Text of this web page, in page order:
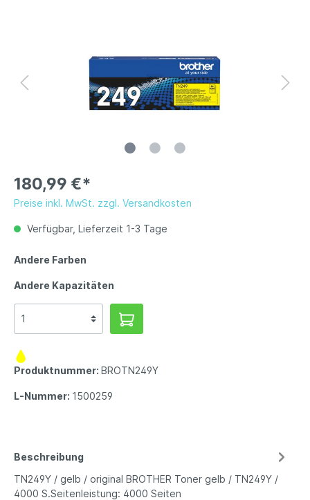
180,99 €*
Preise inkl. MwSt. zzgl. Versandkosten
Verfügbar, Lieferzeit 1-3 Tage
Andere Farben
Andere Kapazitäten
Produktnummer: BROTN249Y
L-Nummer: 1500259
Beschreibung
TN249Y / gelb / original BROTHER Toner gelb / TN249Y /
4000 S.Seitenleistung: 4000 Seiten